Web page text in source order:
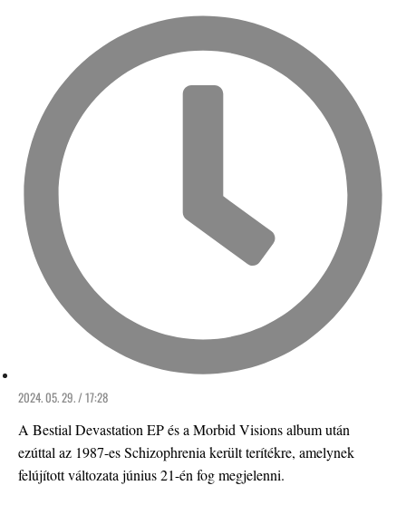
2024. 05. 29. / 17:28
A Bestial Devastation EP és a Morbid Visions album után
ezúttal az 1987-es Schizophrenia került terítékre, amelynek
felújított változata június 21-én fog megjelenni.